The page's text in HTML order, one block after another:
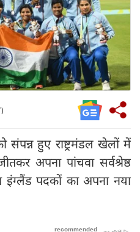
संपन्न हुए राष्ट्रमंडल खेलों में
अपना पांचवा सर्वश्रेष्ठ
इंग्लैंड पदकों का अपना नया